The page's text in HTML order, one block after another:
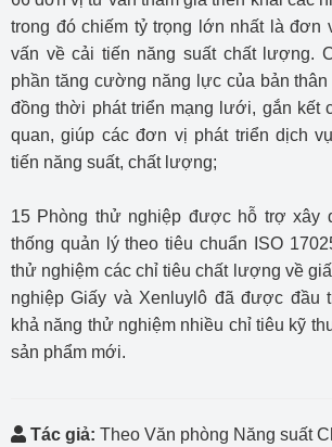
trong đó chiếm tỷ trọng lớn nhất là đơn
vấn về cải tiến năng suất chất lượng.
phần tăng cường năng lực của bản
đồng thời phát triển mạng lưới, gắn kết
quan, giúp các đơn vị phát triển dịch
tiến năng suất, chất lượng;
15 Phòng thử nghiệp được hỗ trợ xây
thống quản lý theo tiêu chuẩn ISO
thử nghiệm các chỉ tiêu chất lượng về
nghiệp Giấy và Xenluylô đã được đầu
khả năng thử nghiệm nhiều chỉ tiêu kỹ
sản phẩm mới.
Tác giả: Theo Văn phòng Năng suất